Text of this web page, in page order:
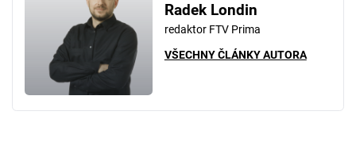
Radek Londin
redaktor FTV Prima
VŠECHNY ČLÁNKY AUTORA